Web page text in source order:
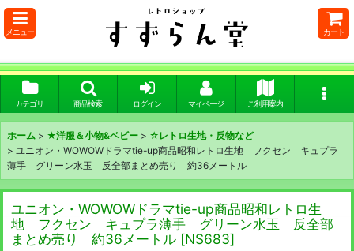
メニュー カート
カテゴリ 商品検索 ログイン マイページ ご利用案内
ホーム > ★洋服＆小物&ベビー > ☆レトロ生地・反物など
> ユニオン・WOWOWドラマtie-up商品昭和レトロ生地 フクセン キュプラ
薄手 グリーン水玉 反全部まとめ売り 約36メートル
ユニオン・WOWOWドラマtie-up商品昭和レトロ生
地 フクセン キュプラ薄手 グリーン水玉 反全部
まとめ売り 約36メートル [NS683]